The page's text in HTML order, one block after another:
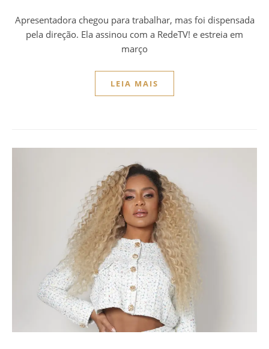
Apresentadora chegou para trabalhar, mas foi dispensada
pela direção. Ela assinou com a RedeTV! e estreia em
março
LEIA MAIS